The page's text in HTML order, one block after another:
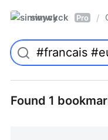
simwyck Pro /
Found 1